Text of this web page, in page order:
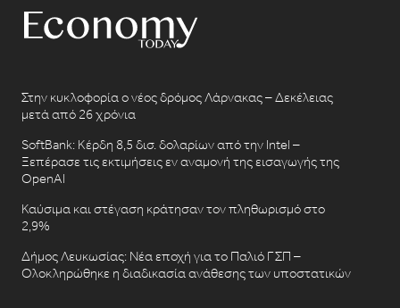
Στην κυκλοφορία ο νέος δρόμος Λάρνακας – Δεκέλειας
μετά από 26 χρόνια
SoftBank: Κέρδη 8,5 δισ. δολαρίων από την Intel –
Ξεπέρασε τις εκτιμήσεις εν αναμονή της εισαγωγής της
OpenAI
Καύσιμα και στέγαση κράτησαν τον πληθωρισμό στο
2,9%
Δήμος Λευκωσίας: Νέα εποχή για το Παλιό ΓΣΠ –
Ολοκληρώθηκε η διαδικασία ανάθεσης των υποστατικών